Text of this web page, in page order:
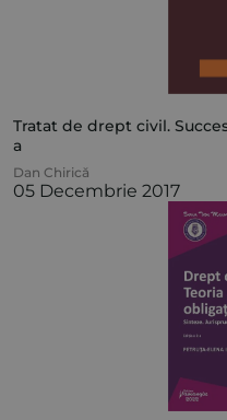
Tratat de drept civil.
a
Dan Chirică
05 Decembrie 2017